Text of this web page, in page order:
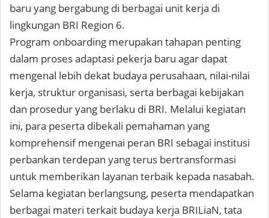
baru yang bergabung di berbagai unit kerja di
lingkungan BRI Region 6.
Program onboarding merupakan tahapan penting
dalam proses adaptasi pekerja baru agar dapat
mengenal lebih dekat budaya perusahaan, nilai-nilai
kerja, struktur organisasi, serta berbagai kebijakan
dan prosedur yang berlaku di BRI. Melalui kegiatan
ini, para peserta dibekali pemahaman yang
komprehensif mengenai peran BRI sebagai institusi
perbankan terdepan yang terus bertransformasi
untuk memberikan layanan terbaik kepada nasabah.
Selama kegiatan berlangsung, peserta mendapatkan
berbagai materi terkait budaya kerja BRILiaN, tata